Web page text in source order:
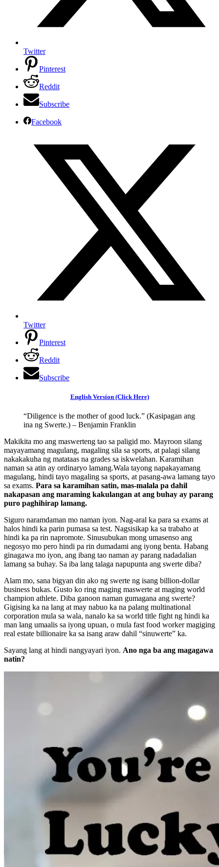
Twitter
Pinterest
Reddit
Subscribe
Facebook
Twitter
Pinterest
Reddit
Subscribe
English Version (Click Here)
“Diligence is the mother of good luck.” (Kasipagan ang
ina ng Swerte.) – Benjamin Franklin
Makikita mo ang maswerteng tao sa paligid mo. Mayroon silang
mayayamang magulang, magaling sila sa sports, at palagi silang
nakakakuha ng matataas na grades sa iskwelahan. Karamihan
naman sa atin ay ordinaryo lamang.Wala tayong napakayamang
magulang, hindi tayo magaling sa sports, at pasang-awa lamang tayo
sa exams. Para sa karamihan satin, mas-malala pa dahil
nakapasan ang maraming kakulangan at ang buhay ay parang
puro paghihirap lamang.
Siguro naramdaman mo naman iyon. Nag-aral ka para sa exams at
halos hindi ka parin pumasa sa test. Nagsisikap ka sa trabaho at
hindi ka pa rin napromote. Sinusubukan mong umasenso ang
negosyo mo pero hindi pa rin dumadami ang iyong benta. Habang
ginagawa mo iyon, ang ibang tao naman ay parang nadadalian
lamang sa buhay. Sa iba lang talaga napupunta ang swerte diba?
Alam mo, sana bigyan din ako ng swerte ng isang billion-dollar
business bukas. Gusto ko ring maging maswerte at maging world
champion athlete. Diba ganoon naman gumagana ang swerte?
Gigising ka na lang at may nabuo ka na palang multinational
corporation mula sa wala, nanalo ka sa world title fight ng hindi ka
man lang umaalis sa iyong upuan, o mula fast food worker magiging
real estate billionaire ka sa isang araw dahil “sinuwerte” ka.
Sayang lang at hindi nangyayari iyon. Ano nga ba ang magagawa
natin?